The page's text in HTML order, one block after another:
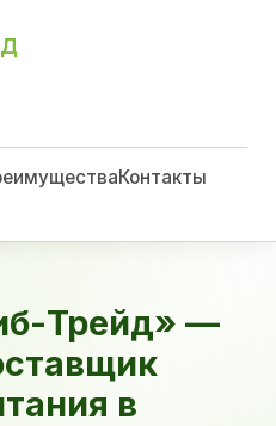
Контакты
Трейд» —
в